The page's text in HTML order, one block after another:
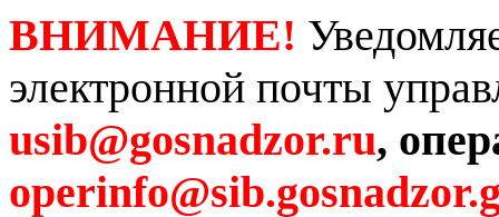
ВНИМАНИЕ!
электронной почты
usib@gosnadzor.ru,